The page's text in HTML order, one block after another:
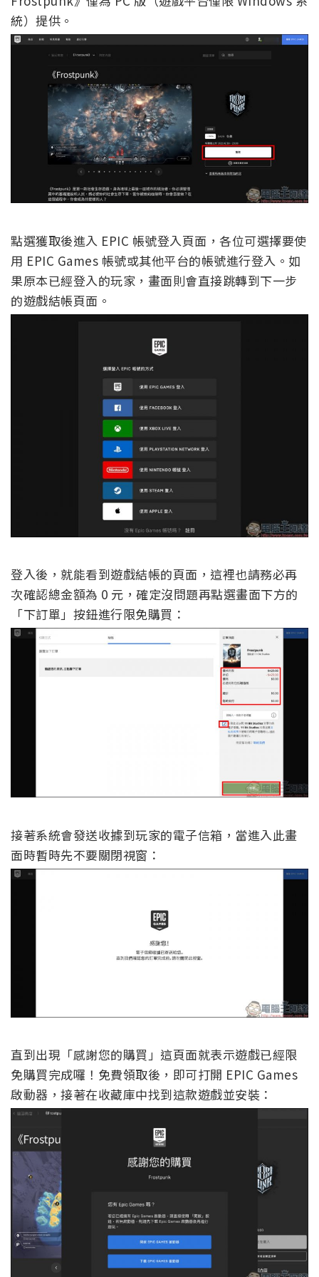
統）提供。
點選獲取後進入 EPIC 帳號登入頁面，各位可選擇要使
用 EPIC Games 帳號或其他平台的帳號進行登入。如
果原本已經登入的玩家，畫面則會直接跳轉到下一步
的遊戲結帳頁面。
登入後，就能看到遊戲結帳的頁面，這裡也請務必再
次確認總金額為 0 元，確定沒問題再點選畫面下方的
「下訂單」按鈕進行限免購買：
接著系統會發送收據到玩家的電子信箱，當進入此畫
面時暫時先不要關閉視窗：
直到出現「感謝您的購買」這頁面就表示遊戲已經限
免購買完成囉！免費領取後，即可打開 EPIC Games
啟動器，接著在收藏庫中找到這款遊戲並安裝：